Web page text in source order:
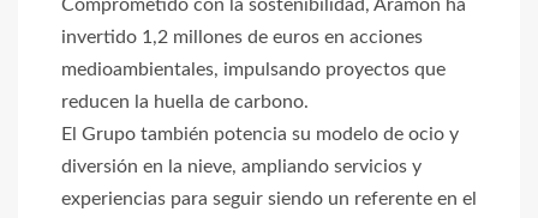
Comprometido con la sostenibilidad, Aramón ha
invertido 1,2 millones de euros en acciones
medioambientales, impulsando proyectos que
reducen la huella de carbono.
El Grupo también potencia su modelo de ocio y
diversión en la nieve, ampliando servicios y
experiencias para seguir siendo un referente en el